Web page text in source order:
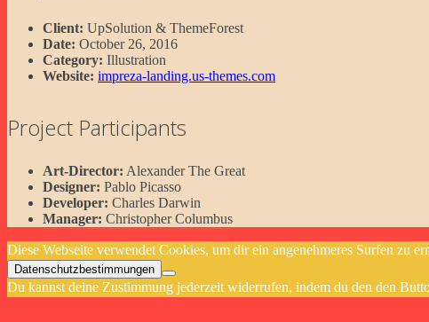
Client: UpSolution & ThemeForest
Date: October 26, 2016
Category: Illustration
Website: impreza-landing.us-themes.com
Project Participants
Art-Director: Alexander The Great
Designer: Pablo Picasso
Developer: Charles Darwin
Manager: Christopher Columbus
Diese Webseite verwendet Cookies, um dir ein angenehmeres Surfen zu
Datenschutzbestimmungen
Du kannst deine Zustimmung jederzeit widerrufen, indem du den den